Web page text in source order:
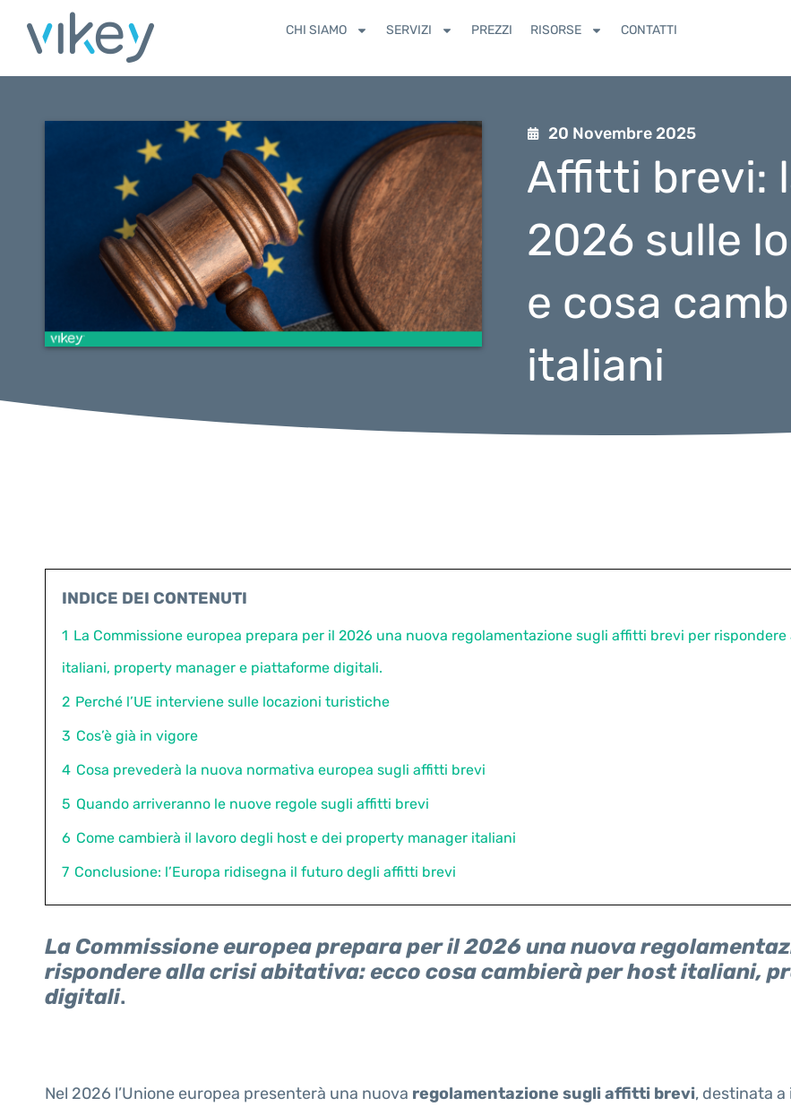
CHI SIAMO SERVIZI PREZZI RISORSE CONTATTI
20 Novembre 2025
Affitti brevi:
2026 sulle
e cosa
italiani
INDICE DEI CONTENUTI
1 La Commissione europea prepara per il 2026 una nuova regolamentazione sugli affitti brevi per
italiani, property manager e piattaforme digitali.
2 Perché l’UE interviene sulle locazioni turistiche
3 Cos’è già in vigore
4 Cosa prevederà la nuova normativa europea sugli affitti brevi
5 Quando arriveranno le nuove regole sugli affitti brevi
6 Come cambierà il lavoro degli host e dei property manager italiani
7 Conclusione: l’Europa ridisegna il futuro degli affitti brevi
La Commissione europea prepara per il 2026 una nuova
rispondere alla crisi abitativa: ecco cosa cambierà per host italiani,
digitali.
Nel 2026 l’Unione europea presenterà una nuova regolamentazione sugli affitti brevi, destinata